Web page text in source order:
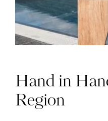
Hand in
Region